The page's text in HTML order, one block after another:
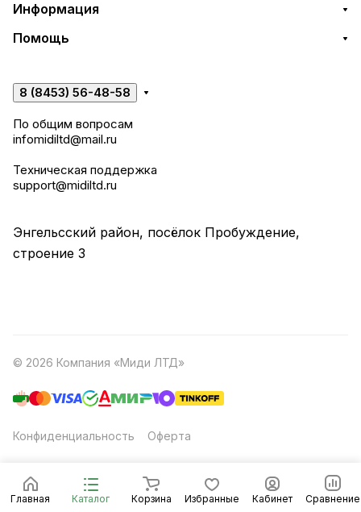
Главная Каталог Корзина Избранные Кабинет Сравнение
Информация
Помощь
8 (8453) 56-48-58
По общим вопросам
infomidiltd@mail.ru
Техническая поддержка
support@midiltd.ru
Энгельсский район, посёлок Пробуждение,
строение 3
© 2026 Компания «Миди ЛТД»
Конфиденциальность Оферта